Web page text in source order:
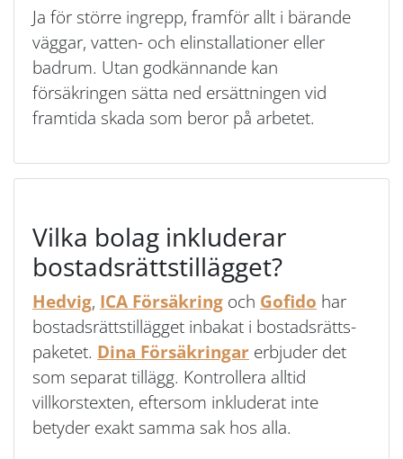
Ja för större ingrepp, framför allt i bärande
väggar, vatten- och elinstallationer eller
badrum. Utan godkännande kan
försäkringen sätta ned ersättningen vid
framtida skada som beror på arbetet.
Vilka bolag inkluderar
bostadsrättstillägget?
Hedvig, ICA Försäkring och Gofido har
bostadsrättstillägget inbakat i bostadsrätts-
paketet. Dina Försäkringar erbjuder det
som separat tillägg. Kontrollera alltid
villkorstexten, eftersom inkluderat inte
betyder exakt samma sak hos alla.